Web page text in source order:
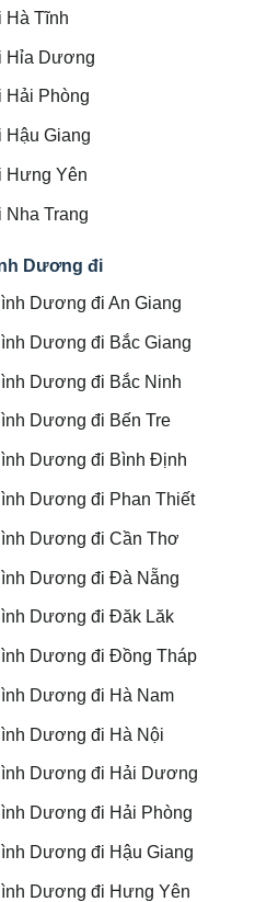
Hà Tĩnh
Hỉa Dương
Hải Phòng
Hậu Giang
Hưng Yên
Trang
Dương đi
Dương đi An Giang
Dương đi Bắc Giang
Dương đi Bắc Ninh
Dương đi Bến Tre
Dương đi Bình Định
Dương đi Phan Thiết
Dương đi Cần Thơ
Dương đi Đà Nẵng
Dương đi Đăk Lăk
Dương đi Đồng Tháp
Dương đi Hà Nam
Dương đi Hà Nội
Dương đi Hải Dương
Dương đi Hải Phòng
Dương đi Hậu Giang
Dương đi Hưng Yên